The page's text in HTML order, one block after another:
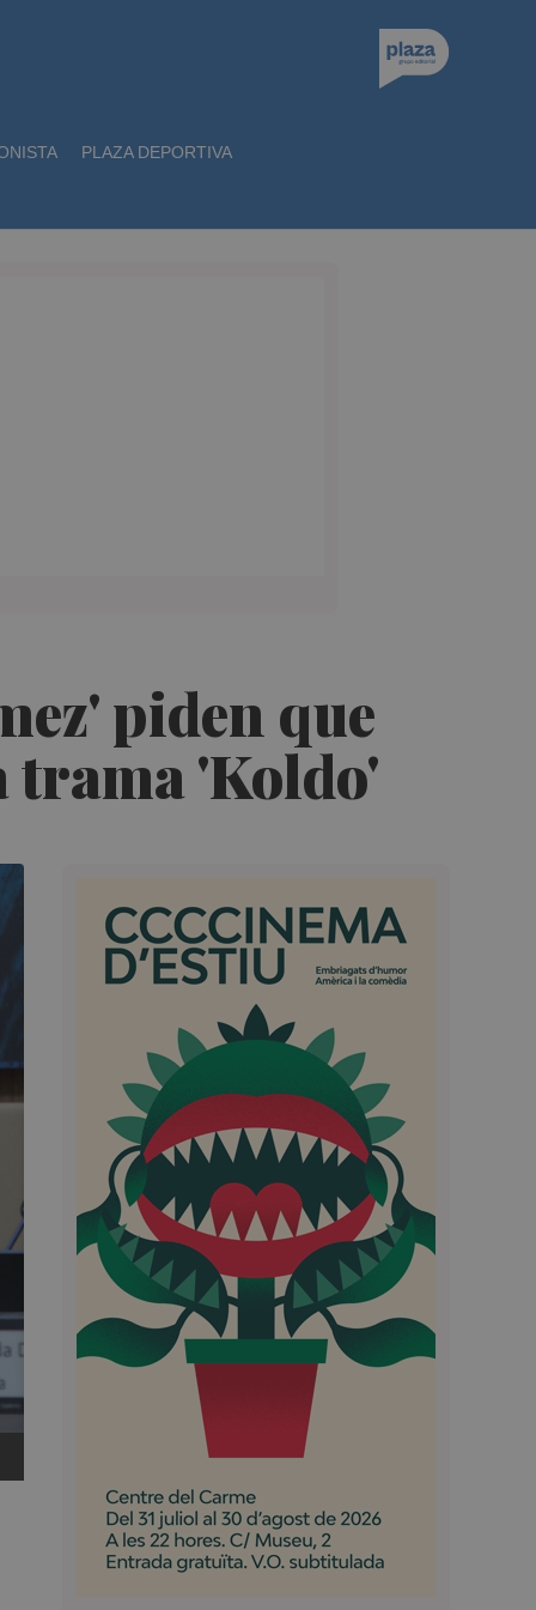
PLAZA DEPORTIVA
piden que
trama 'Koldo'